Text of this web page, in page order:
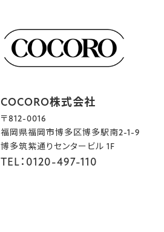
COCORO株式会社
〒812-0016
福岡県福岡市博多区博多駅南2-1-9
博多筑紫通りセンタービル 1F
TEL：0120-497-110